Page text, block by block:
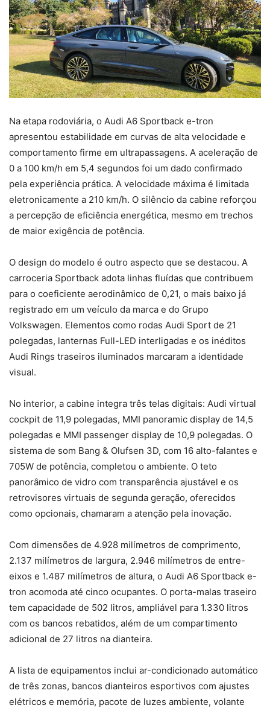
Na etapa rodoviária, o Audi A6 Sportback e-tron
apresentou estabilidade em curvas de alta velocidade e
comportamento firme em ultrapassagens. A aceleração de
0 a 100 km/h em 5,4 segundos foi um dado confirmado
pela experiência prática. A velocidade máxima é limitada
eletronicamente a 210 km/h. O silêncio da cabine reforçou
a percepção de eficiência energética, mesmo em trechos
de maior exigência de potência.
O design do modelo é outro aspecto que se destacou. A
carroceria Sportback adota linhas fluídas que contribuem
para o coeficiente aerodinâmico de 0,21, o mais baixo já
registrado em um veículo da marca e do Grupo
Volkswagen. Elementos como rodas Audi Sport de 21
polegadas, lanternas Full-LED interligadas e os inéditos
Audi Rings traseiros iluminados marcaram a identidade
visual.
No interior, a cabine integra três telas digitais: Audi virtual
cockpit de 11,9 polegadas, MMI panoramic display de 14,5
polegadas e MMI passenger display de 10,9 polegadas. O
sistema de som Bang & Olufsen 3D, com 16 alto-falantes e
705W de potência, completou o ambiente. O teto
panorâmico de vidro com transparência ajustável e os
retrovisores virtuais de segunda geração, oferecidos
como opcionais, chamaram a atenção pela inovação.
Com dimensões de 4.928 milímetros de comprimento,
2.137 milímetros de largura, 2.946 milímetros de entre-
eixos e 1.487 milímetros de altura, o Audi A6 Sportback e-
tron acomoda até cinco ocupantes. O porta-malas traseiro
tem capacidade de 502 litros, ampliável para 1.330 litros
com os bancos rebatidos, além de um compartimento
adicional de 27 litros na dianteira.
A lista de equipamentos inclui ar-condicionado automático
de três zonas, bancos dianteiros esportivos com ajustes
elétricos e memória, pacote de luzes ambiente, volante